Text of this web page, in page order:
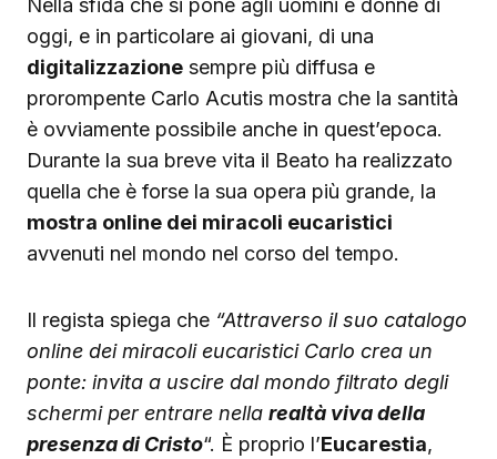
Nella sfida che si pone agli uomini e donne di
oggi, e in particolare ai giovani, di una
digitalizzazione sempre più diffusa e
prorompente Carlo Acutis mostra che la santità
è ovviamente possibile anche in quest’epoca.
Durante la sua breve vita il Beato ha realizzato
quella che è forse la sua opera più grande, la
mostra online dei miracoli eucaristici
avvenuti nel mondo nel corso del tempo.
Il regista spiega che “Attraverso il suo catalogo
online dei miracoli eucaristici Carlo crea un
ponte: invita a uscire dal mondo filtrato degli
schermi per entrare nella realtà viva della
presenza di Cristo“. È proprio l’Eucarestia,